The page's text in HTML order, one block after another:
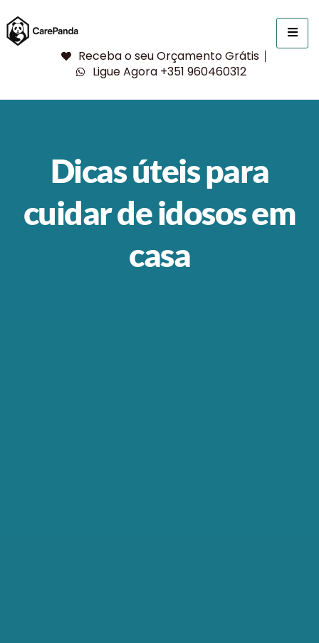
Receba o seu Orçamento Grátis
Ligue Agora +351 960460312
Dicas úteis para
cuidar de idosos em
casa